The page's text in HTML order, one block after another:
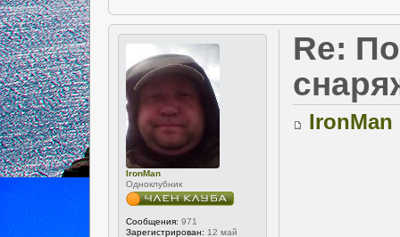
IronMan
Одноклубник
Сообщения: 971
Зарегистрирован: 12 май
Re:
IronMan